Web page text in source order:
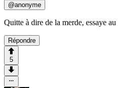
@anonyme
Quitte à dire de la merde, essaye
Répondre
5